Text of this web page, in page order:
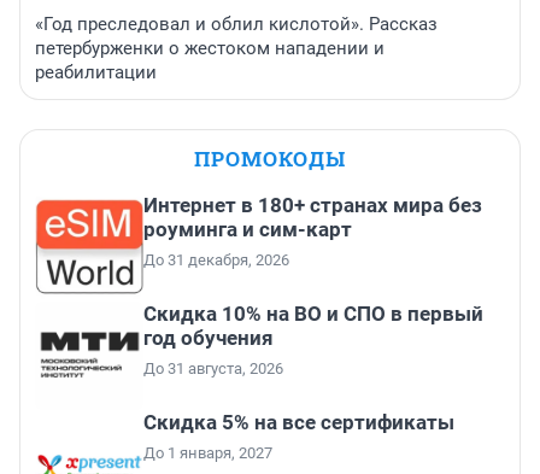
«Год преследовал и облил кислотой». Рассказ
петербурженки о жестоком нападении и
реабилитации
ПРОМОКОДЫ
Интернет в 180+ странах мира без
роуминга и сим-карт
До 31 декабря, 2026
Скидка 10% на ВО и СПО в первый
год обучения
До 31 августа, 2026
Скидка 5% на все сертификаты
До 1 января, 2027